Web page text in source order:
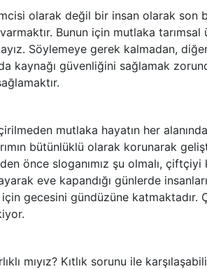
olarak değil bir insan olarak son
Bunun için mutlaka
Söylemeye gerek kalmadan, diğer
kaynağı güvenliğini sağlamak
mutlaka hayatın her
bütünlüklü olarak korunarak
önce sloganımız şu olmalı, çiftçiyi
eve kapandığı günlerde
gecesini gündüzüne katmaktadır.
mıyız? Kıtlık sorunu ile